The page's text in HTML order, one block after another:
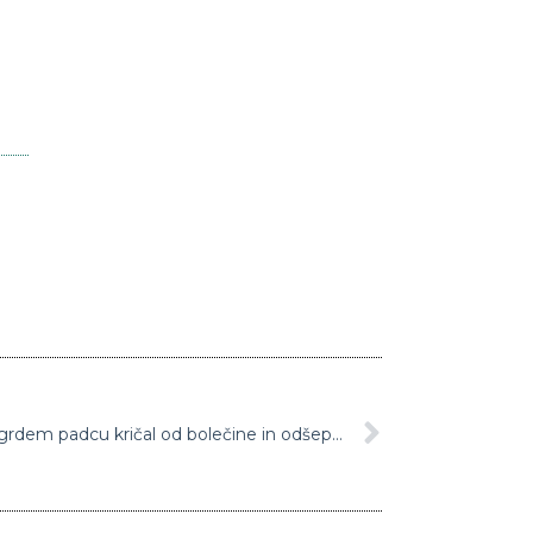
Nov poškodba: Luka Dončić po grdem padcu kričal od bolečine in odšepal s parketa (Video)